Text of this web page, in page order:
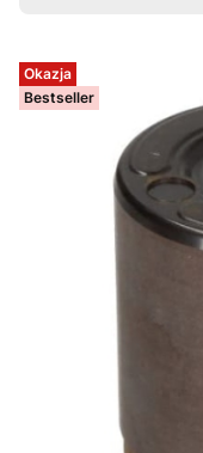
Okazja
Bestseller